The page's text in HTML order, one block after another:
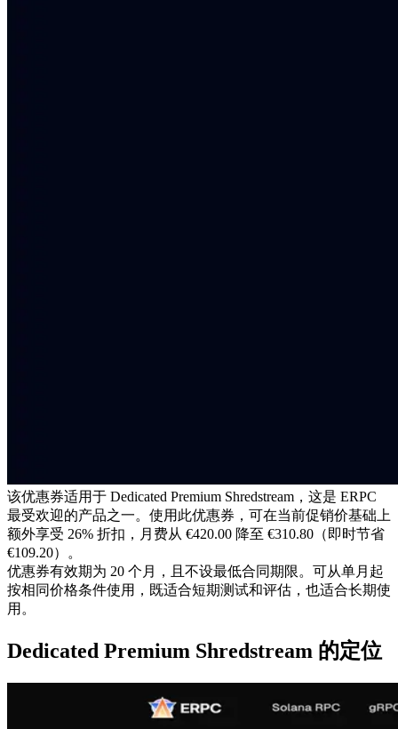
该优惠券适用于 Dedicated Premium Shredstream，这是 ERPC
最受欢迎的产品之一。使用此优惠券，可在当前促销价基础上
额外享受 26% 折扣，月费从 €420.00 降至 €310.80（即时节省
€109.20）。
优惠券有效期为 20 个月，且不设最低合同期限。可从单月起
按相同价格条件使用，既适合短期测试和评估，也适合长期使
用。
Dedicated Premium Shredstream 的定位